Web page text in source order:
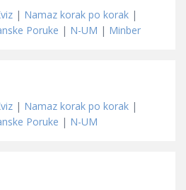
| Namaz korak po korak |
Poruke | N-UM | Minber
| Namaz korak po korak |
Poruke | N-UM